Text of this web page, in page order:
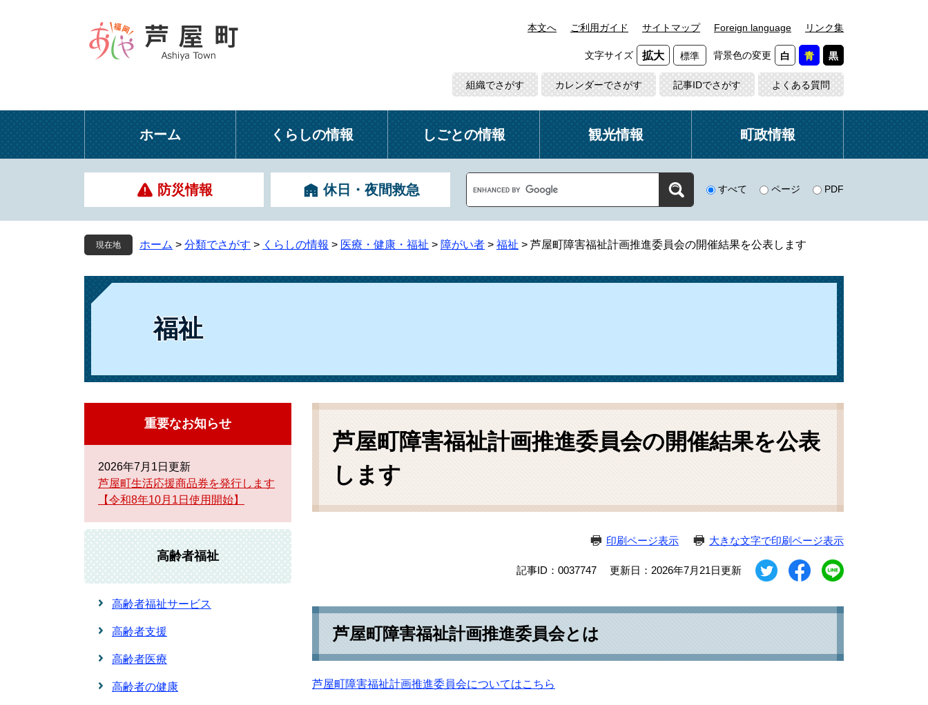
本
本文へ ご利用ガイド サイトマップ Foreign language リンク集
文字サイズ 拡大 標準 背景色の変更 白 青 黒
組織でさがす カレンダーでさがす 記事IDでさがす よくある質問
ホーム くらしの情報 しごとの情報 観光情報 町政情報
防災情報 休日・夜間救急
o
g
e
ス
すべて ページ PDF
現在地 ホーム > 分類でさがす > くらしの情報 > 医療・健康・福祉 > 障がい者 > 福祉 > 芦屋町障害福祉計画推進委員会の開催結果を公表します
福祉
本
芦屋町障害福祉計画推進委員会の開催結果を公表
します
印刷ページ表示 大きな文字で印刷ページ表示
記事ID：0037747 更新日：2026年7月21日更新
芦屋町障害福祉計画推進委員会とは
芦屋町障害福祉計画推進委員会についてはこちら
重要なお知らせ
2026年7月1日更新
芦屋町生活応援商品券を発行します
【令和8年10月1日使用開始】
高齢者福祉
高齢者福祉サービス
高齢者支援
高齢者医療
高齢者の健康